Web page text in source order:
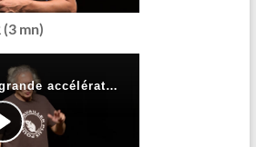
(3 mn)